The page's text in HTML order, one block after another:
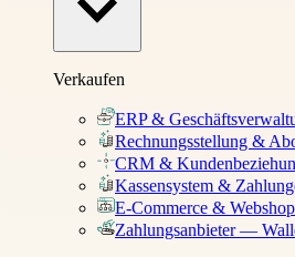
Verkaufen
ERP &
Rechnungsstellung &
CRM &
Kassensystem &
E-Commerce & Webshop
Zahlungsanbieter —